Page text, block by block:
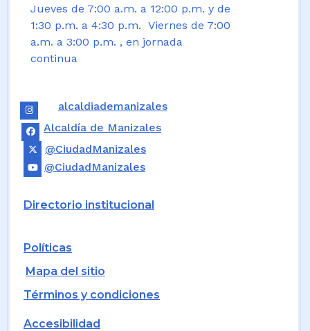
Jueves de 7:00 a.m. a 12:00 p.m. y de
1:30 p.m. a 4:30 p.m. Viernes de 7:00
a.m. a 3:00 p.m. , en jornada
continua
alcaldiademanizales
Alcaldía de Manizales
@CiudadManizales
@CiudadManizales
Directorio institucional
Políticas
Mapa del sitio
Términos y condiciones
Accesibilidad